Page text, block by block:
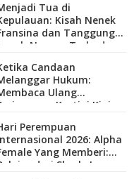
Tua di
Kisah Nenek
dan Tanggung
Negara Terhadap
Candaan
Hukum:
Ulang
Kartini Kini
Perempuan
2026: Alpha
Yang Memberi:
dari Sherly Laos